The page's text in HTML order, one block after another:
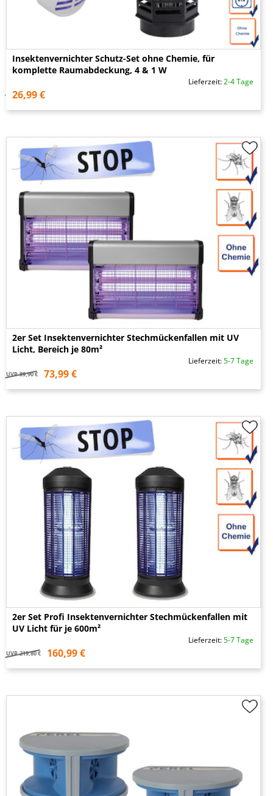
Insektenvernichter Schutz-Set ohne Chemie, für
komplette Raumabdeckung, 4 & 1 W
Lieferzeit:2-4 Tage
26,99 €
2er Set Insektenvernichter Stechmückenfallen mit UV
Licht, Bereich je 80m²
Lieferzeit:5-7 Tage
UVP 89,90 € 73,99 €
2er Set Profi Insektenvernichter Stechmückenfallen mit
UV Licht für je 600m²
Lieferzeit:5-7 Tage
UVP 219,80 € 160,99 €